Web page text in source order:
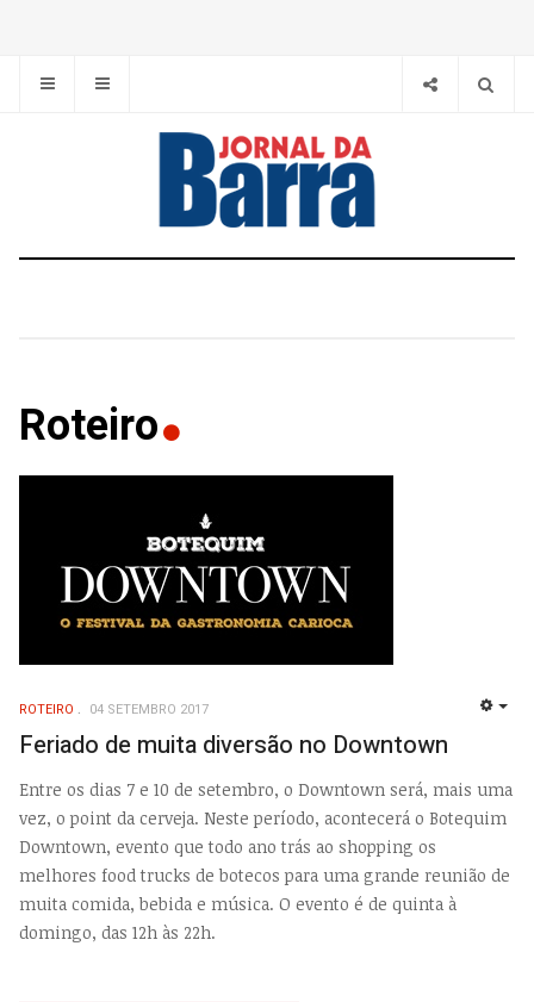
Roteiro
ROTEIRO 04 SETEMBRO 2017
Feriado de muita diversão no Downtown
Entre os dias 7 e 10 de setembro, o Downtown será, mais uma
vez, o point da cerveja. Neste período, acontecerá o Botequim
Downtown, evento que todo ano trás ao shopping os
melhores food trucks de botecos para uma grande reunião de
muita comida, bebida e música. O evento é de quinta à
domingo, das 12h às 22h.